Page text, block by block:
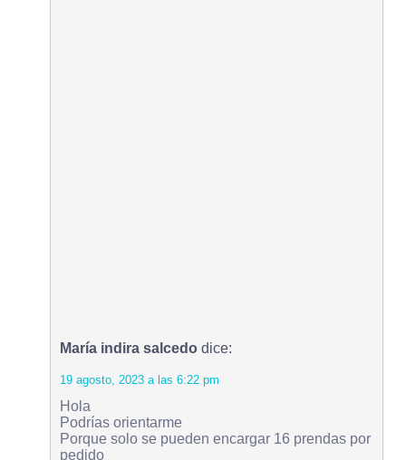
María indira salcedo dice:
19 agosto, 2023 a las 6:22 pm
Hola
Podrías orientarme
Porque solo se pueden encargar 16 prendas por
pedido